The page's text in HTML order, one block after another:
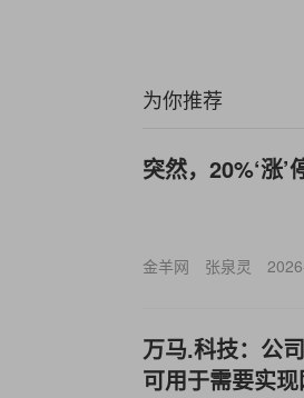
为你推荐
突然，20%‘涨
金羊网 张泉灵
万马.科技：公
可用于需要实